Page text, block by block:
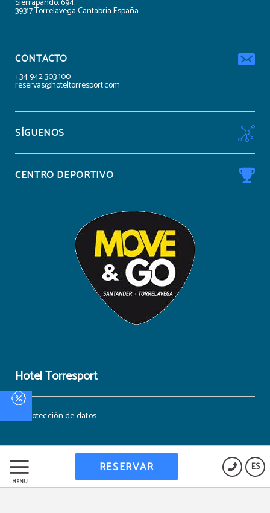
MENÚ
ES
RESERVAR
Sierrapando, 694,
39317 Torrelavega Cantabria España
CONTACTO
+34 942 303 100
reservas@hoteltorresport.com
SÍGUENOS
CENTRO DEPORTIVO
Hotel Torresport
Protección de datos
Política de cookies